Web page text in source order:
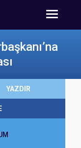
YAZDIR